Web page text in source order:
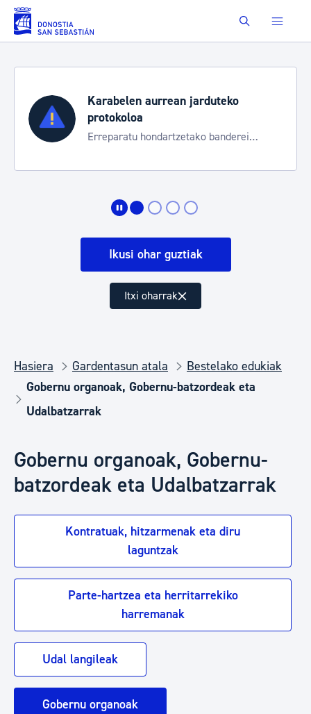
Eduki nagusira joan Buscar
Karabelen aurrean jarduteko
protokoloa
Erreparatu hondartzetako banderei
Ikusi ohar guztiak
Itxi oharrak
Hasiera Gardentasun atala
Bestelako edukiak
Gobernu organoak, Gobernu-batzordeak eta
Udalbatzarrak
Gobernu organoak, Gobernu-
batzordeak eta Udalbatzarrak
Kontratuak, hitzarmenak eta diru
laguntzak
Parte-hartzea eta herritarrekiko
harremanak
Udal langileak
Gobernu organoak